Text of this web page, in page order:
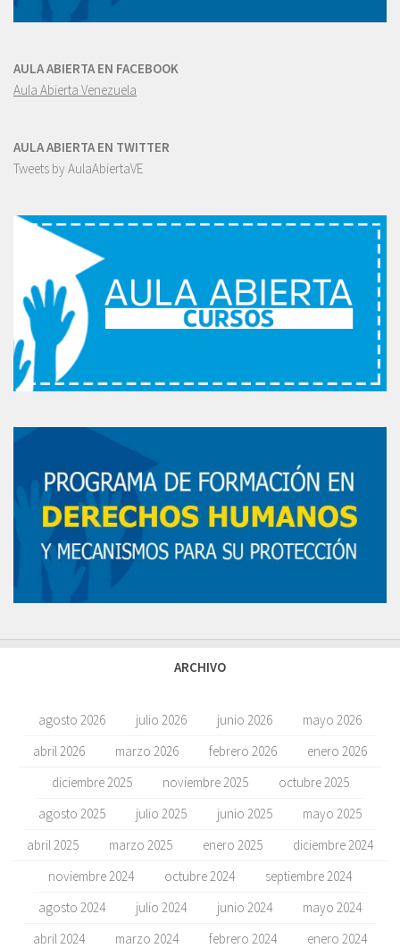
AULA ABIERTA EN FACEBOOK
Aula Abierta Venezuela
AULA ABIERTA EN TWITTER
Tweets by AulaAbiertaVE
ARCHIVO
agosto 2026 julio 2026 junio 2026
mayo 2026
abril 2026
marzo 2026 febrero 2026
enero 2026
diciembre 2025
noviembre 2025
octubre 2025
agosto 2025
julio 2025 junio 2025
mayo 2025
abril 2025
marzo 2025 enero 2025
diciembre 2024
noviembre 2024
octubre 2024
septiembre 2024
agosto 2024
julio 2024 junio 2024
mayo 2024
abril 2024
marzo 2024 febrero 2024
enero 2024